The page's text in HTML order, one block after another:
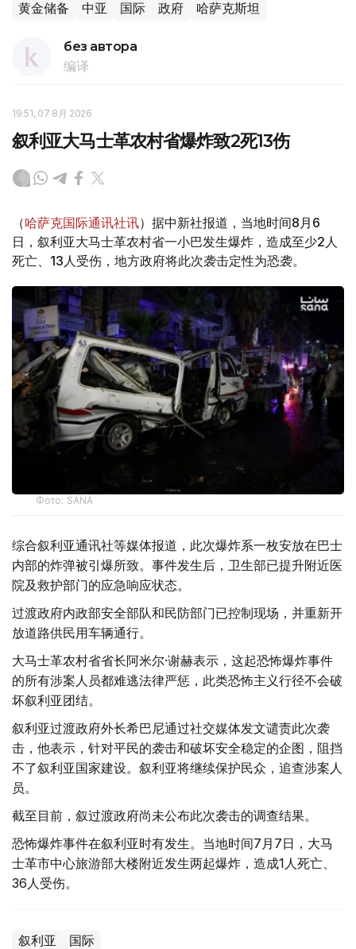
黄金储备 中亚 国际 政府 哈萨克斯坦
без автора
编译
19:51, 07 8月 2026
叙利亚大马士革农村省爆炸致2死13伤
（哈萨克国际通讯社讯）据中新社报道，当地时间8月6
日，叙利亚大马士革农村省一小巴发生爆炸，造成至少2人
死亡、13人受伤，地方政府将此次袭击定性为恐袭。
Фото: SANA
综合叙利亚通讯社等媒体报道，此次爆炸系一枚安放在巴士
内部的炸弹被引爆所致。事件发生后，卫生部已提升附近医
院及救护部门的应急响应状态。
过渡政府内政部安全部队和民防部门已控制现场，并重新开
放道路供民用车辆通行。
大马士革农村省省长阿米尔·谢赫表示，这起恐怖爆炸事件
的所有涉案人员都难逃法律严惩，此类恐怖主义行径不会破
坏叙利亚团结。
叙利亚过渡政府外长希巴尼通过社交媒体发文谴责此次袭
击，他表示，针对平民的袭击和破坏安全稳定的企图，阻挡
不了叙利亚国家建设。叙利亚将继续保护民众，追查涉案人
员。
截至目前，叙过渡政府尚未公布此次袭击的调查结果。
恐怖爆炸事件在叙利亚时有发生。当地时间7月7日，大马
士革市中心旅游部大楼附近发生两起爆炸，造成1人死亡、
36人受伤。
叙利亚 国际